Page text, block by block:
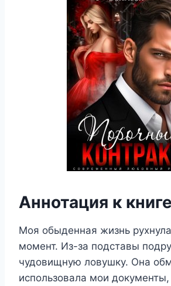
Аннотация к книге
Моя обыденная жизнь
момент. Из-за подставы
чудовищную ловушку. Она
использовала мои